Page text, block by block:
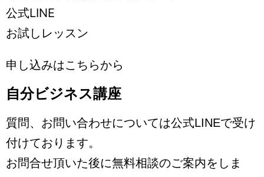
公式LINE
お試しレッスン
申し込みはこちらから
自分ビジネス講座
質問、お問い合わせについては公式LINEで受け
付けております。
お問合せ頂いた後に無料相談のご案内をしま